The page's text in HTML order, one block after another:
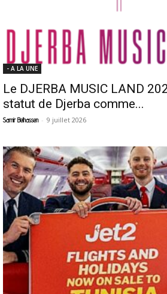
- A LA UNE
Le DJERBA MUSIC LAND
statut de Djerba comme...
Samir Belhassen - 9 juillet 2026